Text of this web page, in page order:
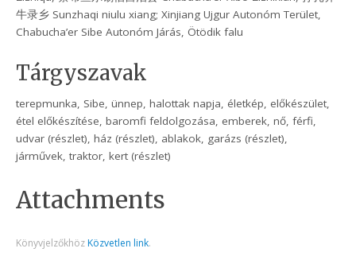
牛录乡 Sunzhaqi niulu xiang; Xinjiang Ujgur Autonóm Terület,
Chabucha’er Sibe Autonóm Járás, Ötödik falu
Tárgyszavak
terepmunka, Sibe, ünnep, halottak napja, életkép, előkészület,
étel előkészítése, baromfi feldolgozása, emberek, nő, férfi,
udvar (részlet), ház (részlet), ablakok, garázs (részlet),
járművek, traktor, kert (részlet)
Attachments
Könyvjelzőkhöz Közvetlen link.